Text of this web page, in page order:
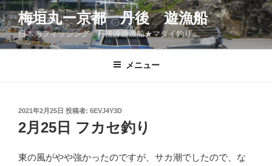
コ
ン
テ
ン
梅垣丸ー京都 丹後 遊漁船
日本海フィッシング 丹後沖遊漁船★マダイ釣り
メニュー
投
稿
日:
2021年2月25日 投稿者: 6EVJ4Y3D
2月25日 フカセ釣り
東の風がやや強かったのですが、サカ潮でしたので、な